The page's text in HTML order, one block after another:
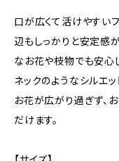
口が広くて活けやすい
辺もしっかりと安定感
なお花や枝物でも安心
ネックのようなシルエ
お花が広がり過ぎず、
だけます。